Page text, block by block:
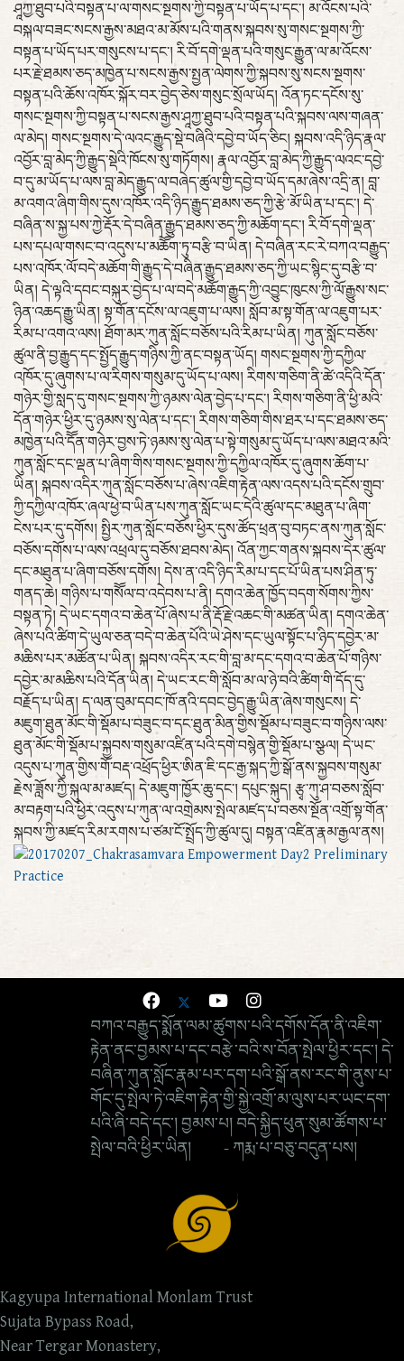
ཤཱཀྱ་ཐུབ་པའི་བསྟན་པ་ལ་གསང་སྔགས་ཀྱི་བསྟན་པ་ཡོད་པ་དང་། མ་འོངས་པའི་
བསྐལ་བཟང་སངས་རྒྱས་མཐའ་མ་མོས་པའི་གནས་སྐབས་སུ་གསང་སྔགས་ཀྱི་
བསྟན་པ་ཡོད་པར་གསུངས་པ་དང་། རི་བོ་དགེ་ལྡན་པའི་གསུང་རྒྱུན་ལ་མ་འོངས་
པར་རྗེ་ཐམས་ཅད་མཁྱེན་པ་སངས་རྒྱས་སྤྱན་ལེགས་ཀྱི་སྐབས་སུ་སངས་སྔགས་
བསྟན་པའི་ཆོས་འཁོར་སྐོར་བར་བྱེད་ཅེས་གསུང་སྲོལ་ཡོད། འོན་ཏང་དངོས་སུ་
གསང་སྔགས་ཀྱི་བསྟན་པ་སངས་རྒྱས་ཤཱཀྱ་ཐུབ་པའི་བསྟན་པའི་སྐབས་ལས་གཞན་
ལ་མེད། གསང་སྔགས་དེ་ལའང་རྒྱུད་སྡེ་བཞིའི་དབྱེ་བ་ཡོད་ཅིང། སྐབས་འདི་ཉིད་རྣལ་
འབྱོར་བླ་མེད་ཀྱི་རྒྱུད་སྡེའི་ཁོངས་སུ་གཏོགས། རྣལ་འབྱོར་བླ་མེད་ཀྱི་རྒྱུད་ལའང་དབྱེ་
བ་དུ་མ་ཡོད་པ་ལས་བླ་མེད་རྒྱུད་ལ་བཞེད་ཚུལ་གྱི་དབྱེ་བ་ཡོད་དམ་ཞེས་འདྲི་ན། བླ་
མ་འགའ་ཞིག་གིས་དུས་འཁོར་འདི་ཉིད་རྒྱུད་ཐམས་ཅད་ཀྱི་རྩེ་མོ་ཡིན་པ་དང་། དེ་
བཞིན་ས་སྐྱ་པས་ཀྱེ་རྡོར་དེ་བཞིན་རྒྱུད་ཐམས་ཅད་ཀྱི་མཆོག་དང་། རི་བོ་དགེ་ལྡན་
པས་དཔལ་གསང་བ་འདུས་པ་མཆོོག་ཏུ་བརྩི་བ་ཡིན། དེ་བཞིན་རང་རེ་བཀའ་བརྒྱུད་
པས་འཁོར་ལོ་བདེ་མཆོག་གི་རྒྱུད་དེ་བཞིན་རྒྱུད་ཐམས་ཅད་ཀྱི་ཡང་སྙིང་དུ་བརྩི་བ་
ཡིན། དེ་ལྟའི་དབང་བསྐུར་བྱེད་པ་ལ་བདེ་མཆོག་རྒྱུད་ཀྱི་འབྱུང་ཁུངས་ཀྱི་ལོ་རྒྱུས་སང་
ཉིན་འཆད་རྒྱུ་ཡིན། སྟ་གོན་དངོས་ལ་འཇུག་པ་ལས། སློབ་མ་སྟ་གོན་ལ་འཇུག་པར་
རིམ་པ་འགའ་ལས། ཐོག་མར་ཀུན་སློང་བཅོས་པའི་རིམ་པ་ཡིན། ཀུན་སློང་བཅོས་
ཚུལ་ནི་བྱ་རྒྱུད་དང་སྤྱོད་རྒྱུད་གཉིས་ཀྱི་ནང་བསྟན་ཡོད། གསང་སྔགས་ཀྱི་དཀྱིལ་
འཁོར་དུ་ཞུགས་པ་ལ་རིགས་གསུམ་དུ་ཡོད་པ་ལས། རིགས་གཅིག་ནི་ཚེ་འདིའི་དོན་
གཉེར་གྱི་སླད་དུ་གསང་སྔགས་ཀྱི་ཉམས་ལེན་བྱེད་པ་དང་། རིགས་གཅིག་ནི་ཕྱི་མའི་
དོན་གཉེར་ཕྱིར་དུ་ཉམས་སུ་ལེན་པ་དང་། རིགས་གཅིག་གིས་ཐར་པ་དང་ཐམས་ཅད་
མཁྱེན་པའི་དོོན་གཉེར་བྱས་ཏེ་ཉམས་སུ་ལེན་པ་སྟེ་གསུམ་དུ་ཡོད་པ་ལས་མཐའ་མའི་
ཀུན་སློང་དང་ལྡན་པ་ཞིག་གིས་གསང་སྔགས་ཀྱི་དཀྱིལ་འཁོར་དུ་ཞུགས་ཆོག་པ་
ཡིན། སྐབས་འདིར་ཀུན་སློང་བཅོས་པ་ཞེས་འཇིག་རྟེན་ལས་འདས་པའི་དངོས་གྲུབ་
ཀྱི་དཀྱིལ་འཁོར་ཞལ་ཕྱེ་བ་ཡིན་པས་ཀུན་སློང་ཡང་དེའི་ཚུལ་དང་མཐུན་པ་ཞིག་
ངེས་པར་དུ་དགོས། སྤྱིར་ཀུན་སློང་བཅོས་ཕྱིར་དུས་ཚོད་ཕྲན་བུ་བཏང་ནས་ཀུན་སློང་
བཅོས་དགོས་པ་ལས་འཕྲལ་དུ་བཅོས་ཐབས་མེད། འོན་ཀྱང་གནས་སྐབས་དེར་ཚུལ་
དང་མཐུན་པ་ཞིག་བཅོས་དགོས། དེས་ན་འདི་ཉིད་རིམ་པ་དང་པོ་ཡིན་པས་ཤིན་ཏུ་
གནད་ཆེ། གཉིས་པ་གསོོལ་བ་འདེབས་པ་ནི། དགའ་ཆེན་ཁྱོད་བདག་སོགས་ཀྱིས་
བསྟན་ཏེ། དེ་ཡང་དགའ་བ་ཆེན་པོ་ཞེས་པ་ནི་རྡོ་རྗེ་འཆང་གི་མཚན་ཡིན། དགའ་ཆེན་
ཞེས་པའི་ཚིག་དེ་ཡུལ་ཅན་བདེ་བ་ཆེན་པོའི་ཡེ་ཤེས་དང་ཡུལ་སྟོང་པ་ཉིད་དབྱེར་མ་
མཆིས་པར་མཚོན་པ་ཡིན། སྐབས་འདིར་རང་གི་བླ་མ་དང་དགའ་བ་ཆེན་པོ་གཉིས་
དབྱེར་མ་མཆིས་པའི་དོན་ཡིན། དེ་ཡང་རང་གི་སློབ་མ་ལ་ཉེ་བའི་ཚིག་གི་དོད་དུ་
བརྗོད་པ་ཡིན། ད་ལན་བུམ་དབང་ཁོ་ནའི་དབང་བྱེད་རྒྱུ་ཡིན་ཞེས་གསུངས། དེ་
མཇུག་ཐུན་མོང་གི་སྡོམ་པ་བཟུང་བ་དང་ཐུན་མིན་གྱིས་སྡོམ་པ་བཟུང་བ་གཉིས་ལས་
ཐུན་མོང་གི་སྡོམ་པ་སྐྱབས་གསུམ་འཛིན་པའི་དགེ་བསྙེན་གྱི་སྡོམ་པ་སྩལ། དེ་ཡང་
འདུས་པ་ཀུན་གྱིས་གོ་བརྡ་འཕྲོད་ཕྱིར་ཨིན་ཇི་དང་རྒྱ་སྐད་ཀྱི་སྒོ་ནས་སྐྱབས་གསུམ་
རྗེས་ཟློས་ཀྱི་སྐུལ་མ་མཛད། དེ་མཇུག་ཁྱོར་ཆུ་དང་། དཔུང་སྐུད། རྩྭ་ཀུ་ཤ་བཅས་སློབ་
མ་བརྟག་པའི་ཕྱིར་འདུས་པ་ཀུན་ལ་འགྲེམས་སྤེལ་མཛད་པ་བཅས་སྔོན་འགྲོ་སྟ་གོན་
སྐབས་ཀྱི་མཛད་རིམ་རགས་པ་ཙམ་ངོ་སྤྲོད་ཀྱི་ཚུལ་དུ། བསྟན་འཛིན་རྣམ་རྒྱལ་ནས།
བཀའ་བརྒྱུད་སྨོན་ལམ་ཚུགས་པའི་དགོས་དོན་ནི་འཇིག་
རྟེན་ནང་བྱམས་པ་དང་བརྩེ་བའི་ས་བོན་སྤེལ་ཕྱིར་དང་། དེ་
བཞིན་ཀུན་སློང་རྣམ་པར་དག་པའི་སྒོ་ནས་རང་གི་ནུས་པ་
གོང་དུ་སྤེལ་ཏེ་འཇིག་རྟེན་གྱི་སྐྱེ་འགྲོ་མ་ལུས་པར་ཡང་དག་
པའི་ཞི་བདེ་དང་། བྱམས་པ། བདེ་སྐྱིད་ཕུན་སུམ་ཚོགས་པ་
སྤེལ་བའི་ཕྱིར་ཡིན། - ཀརྨ་པ་བཅུ་བདུན་པས།
Kagyupa International Monlam Trust
Sujata Bypass Road,
Near Tergar Monastery,